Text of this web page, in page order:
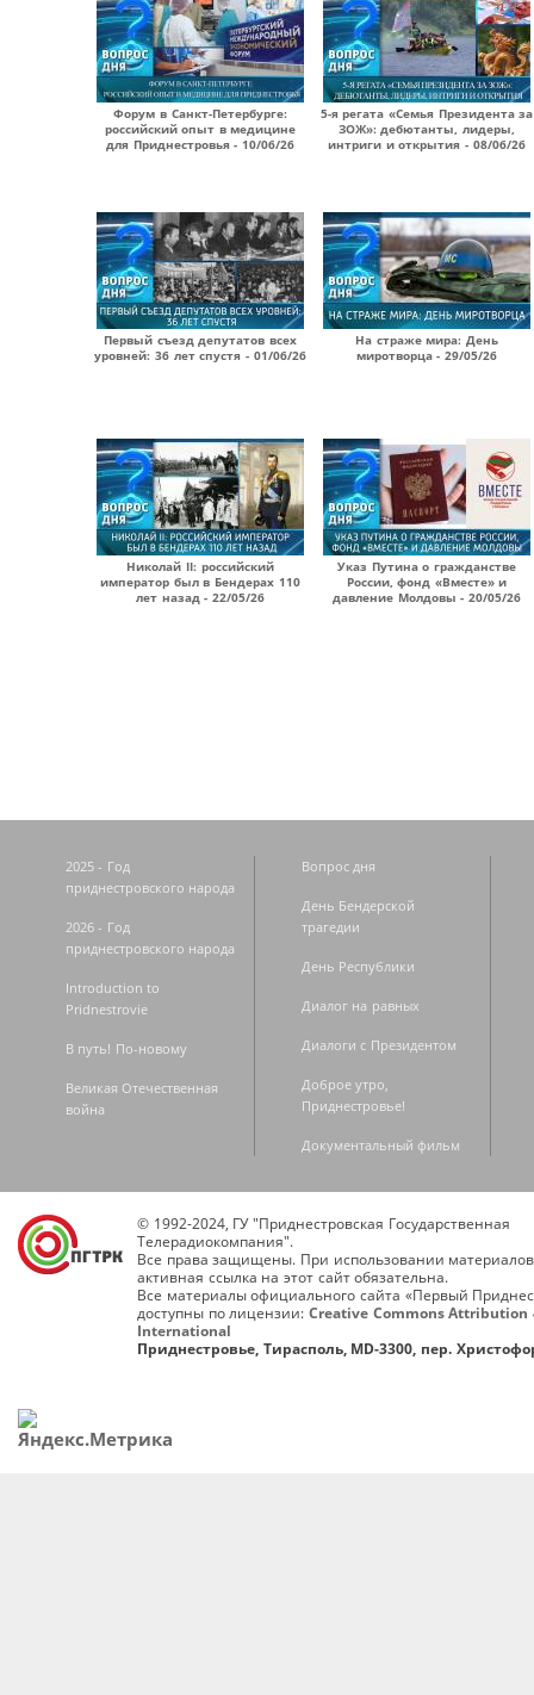
Форум в Санкт-Петербурге:
российский опыт в медицине
для Приднестровья - 10/06/26
5-я регата «Семья Президента за
ЗОЖ»: дебютанты, лидеры,
интриги и открытия - 08/06/26
Первый съезд депутатов всех
уровней: 36 лет спустя - 01/06/26
На страже мира: День
миротворца - 29/05/26
Николай II: российский
император был в Бендерах 110
лет назад - 22/05/26
Указ Путина о гражданстве
России, фонд «Вместе» и
давление Молдовы - 20/05/26
2025 - Год
приднестровского народа
2026 - Год
приднестровского народа
Introduction to
Pridnestrovie
В путь! По-новому
Великая Отечественная
война
Вопрос дня
День Бендерской
трагедии
День Республики
Диалог на равных
Диалоги с Президентом
Доброе утро,
Приднестровье!
Документальный фильм
© 1992-2024, ГУ "Приднестровская Государственная
Телерадиокомпания".
Все права защищены. При использовании
активная ссылка на этот сайт обязательна.
Все материалы официального сайта «Первый
доступны по лицензии: Creative Commons Attribution
International
Приднестровье, Тирасполь, MD-3300, пер.